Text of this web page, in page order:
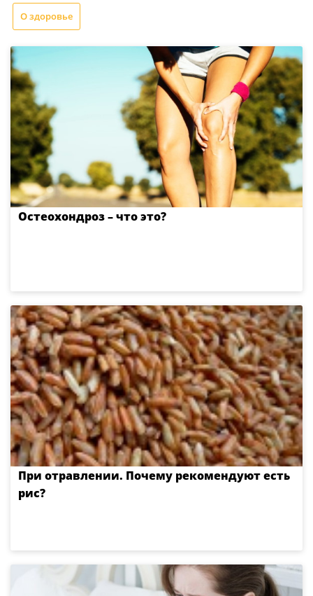
О здоровье
Остеохондроз – что это?
При отравлении. Почему рекомендуют есть
рис?